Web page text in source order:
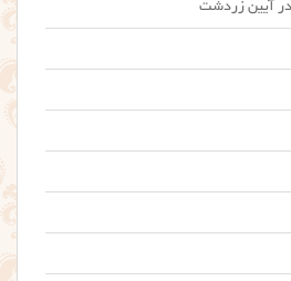
در آیین زردشت